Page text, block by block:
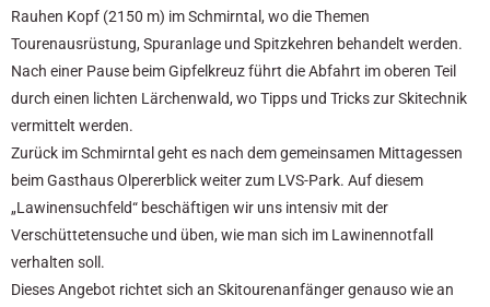
Rauhen Kopf (2150 m) im Schmirntal, wo die Themen
Tourenausrüstung, Spuranlage und Spitzkehren behandelt werden.
Nach einer Pause beim Gipfelkreuz führt die Abfahrt im oberen Teil
durch einen lichten Lärchenwald, wo Tipps und Tricks zur Skitechnik
vermittelt werden.
Zurück im Schmirntal geht es nach dem gemeinsamen Mittagessen
beim Gasthaus Olpererblick weiter zum LVS-Park. Auf diesem
„Lawinensuchfeld“ beschäftigen wir uns intensiv mit der
Verschüttetensuche und üben, wie man sich im Lawinennotfall
verhalten soll.
Dieses Angebot richtet sich an Skitourenanfänger genauso wie an